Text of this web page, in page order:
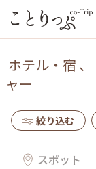
ホテル・宿 、
ャー
絞り込む
スポット